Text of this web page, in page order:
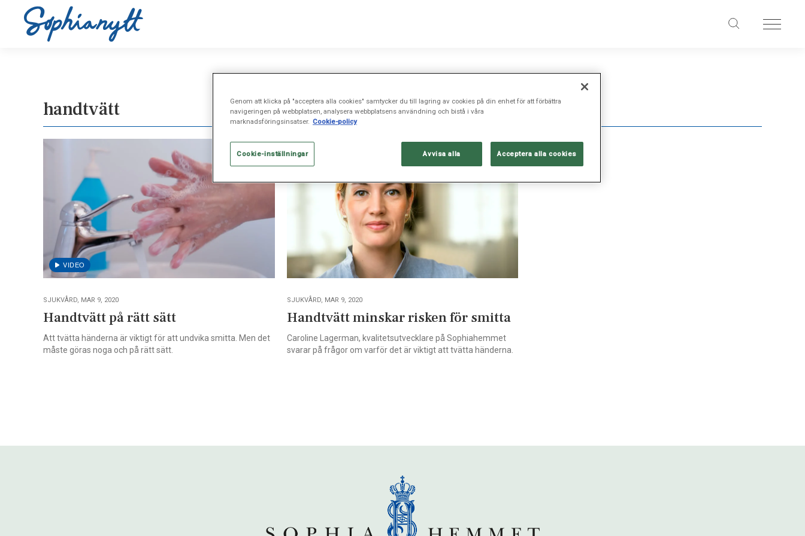
handtvätt
SJUKVÅRD, MAR 9, 2020
Handtvätt på rätt sätt
Att tvätta händerna är viktigt för att undvika smitta. Men det
måste göras noga och på rätt sätt.
SJUKVÅRD, MAR 9, 2020
Handtvätt minskar risken för smitta
Caroline Lagerman, kvalitetsutvecklare på Sophiahemmet
svarar på frågor om varför det är viktigt att tvätta händerna.
Genom att klicka på "acceptera alla cookies" samtycker du till lagring av cookies på din enhet för att förbättra
navigeringen på webbplatsen, analysera webbplatsens användning och bistå i våra
marknadsföringsinsatser. Cookie-policy
Cookie-inställningar Avvisa alla Acceptera alla cookies